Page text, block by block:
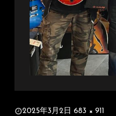
投2025年3月2日 683 × 911